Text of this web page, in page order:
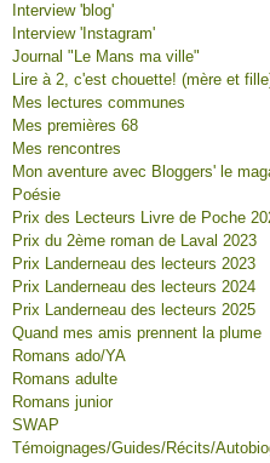
Interview 'blog'
Interview 'Instagram'
Journal "Le Mans ma ville"
Lire à 2, c'est chouette! (mère et
Mes lectures communes
Mes premières 68
Mes rencontres
Mon aventure avec Bloggers' le
Poésie
Prix des Lecteurs Livre de Poche
Prix du 2ème roman de Laval 2023
Prix Landerneau des lecteurs 2023
Prix Landerneau des lecteurs 2024
Prix Landerneau des lecteurs 2025
Quand mes amis prennent la plume
Romans ado/YA
Romans adulte
Romans junior
SWAP
Témoignages/Guides/Récits/